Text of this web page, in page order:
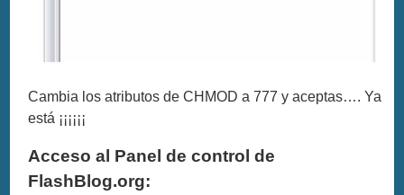
Cambia los atributos de CHMOD a 777 y aceptas…. Ya
está ¡¡¡¡¡¡
Acceso al Panel de control de
FlashBlog.org: